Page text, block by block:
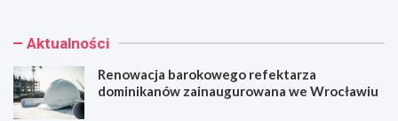
Aktualności
Renowacja barokowego refektarza
dominikanów zainaugurowana we Wrocławiu